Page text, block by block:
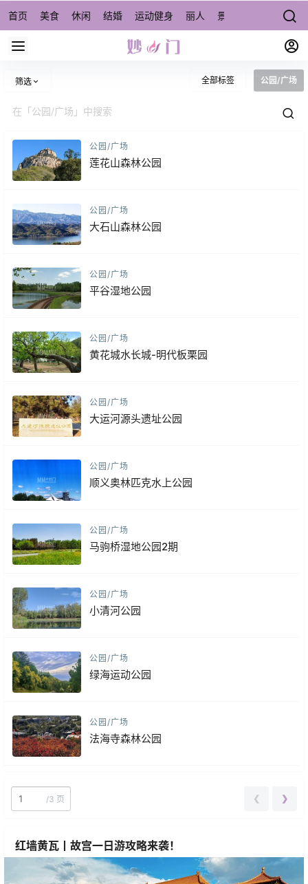
首页 美食 休闲 结婚 运动健身 丽人 景点/周边游 宠物
筛选 全部标签 公园/广场
公园/广场
莲花山森林公园
公园/广场
大石山森林公园
公园/广场
平谷湿地公园
公园/广场
黄花城水长城-明代板栗园
公园/广场
大运河源头遗址公园
公园/广场
顺义奥林匹克水上公园
公园/广场
马驹桥湿地公园2期
公园/广场
小清河公园
公园/广场
绿海运动公园
公园/广场
法海寺森林公园
/3 页 ❮ ❯
红墙黄瓦丨故宫一日游攻略来袭！